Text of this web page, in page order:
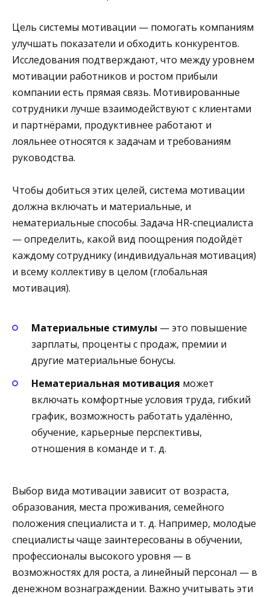
Цель системы мотивации — помогать компаниям
улучшать показатели и обходить конкурентов.
Исследования подтверждают, что между уровнем
мотивации работников и ростом прибыли
компании есть прямая связь. Мотивированные
сотрудники лучше взаимодействуют с клиентами
и партнёрами, продуктивнее работают и
лояльнее относятся к задачам и требованиям
руководства.
Чтобы добиться этих целей, система мотивации
должна включать и материальные, и
нематериальные способы. Задача HR-специалиста
— определить, какой вид поощрения подойдёт
каждому сотруднику (индивидуальная мотивация)
и всему коллективу в целом (глобальная
мотивация).
Материальные стимулы — это повышение
зарплаты, проценты с продаж, премии и
другие материальные бонусы.
Нематериальная мотивация может
включать комфортные условия труда, гибкий
график, возможность работать удалённо,
обучение, карьерные перспективы,
отношения в команде и т. д.
Выбор вида мотивации зависит от возраста,
образования, места проживания, семейного
положения специалиста и т. д. Например, молодые
специалисты чаще заинтересованы в обучении,
профессионалы высокого уровня — в
возможностях для роста, а линейный персонал — в
денежном вознаграждении. Важно учитывать эти